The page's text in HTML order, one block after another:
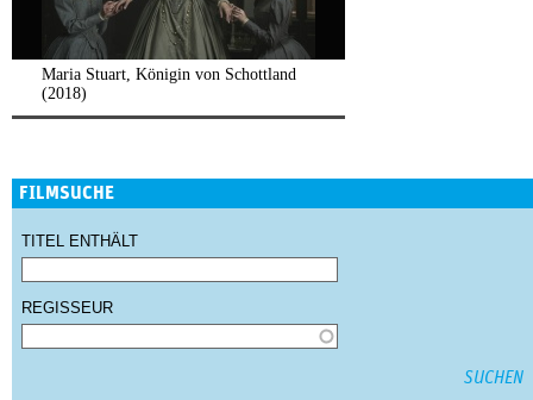
Maria Stuart, Königin von Schottland
(2018)
FILMSUCHE
TITEL ENTHÄLT
REGISSEUR